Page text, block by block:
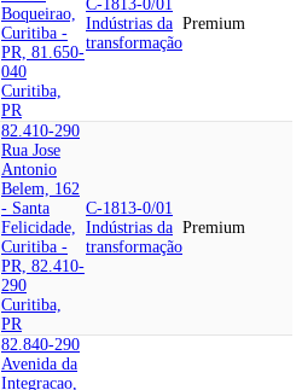
Boqueirao,
Curitiba -
PR, 81.650-
040
Curitiba,
PR
C-1813-0/01
Indústrias da
transformação
Premium
82.410-290
Rua Jose
Antonio
Belem, 162
- Santa
Felicidade,
Curitiba -
PR, 82.410-
290
Curitiba,
PR
C-1813-0/01
Indústrias da
transformação
Premium
82.840-290
Avenida da
Integracao,